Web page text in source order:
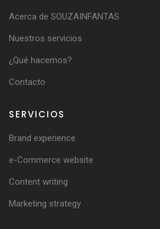
Acerca de SOUZAINFANTAS
Nuestros servicios
¿Qué hacemos?
Contacto
SERVICIOS
Brand experience
e-Commerce website
Content writing
Marketing strategy